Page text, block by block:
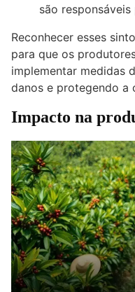
são
Reconhecer esses
para que os
implementar medidas
danos e protegendo a
Impacto na